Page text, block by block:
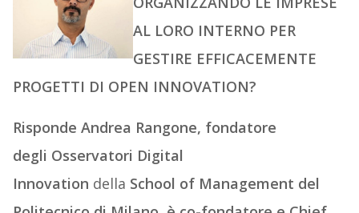
AL LORO INTERNO PER
GESTIRE EFFICACEMENTE
PROGETTI DI OPEN INNOVATION?
Risponde Andrea Rangone, fondatore
degli Osservatori Digital
Innovation della School of Management del